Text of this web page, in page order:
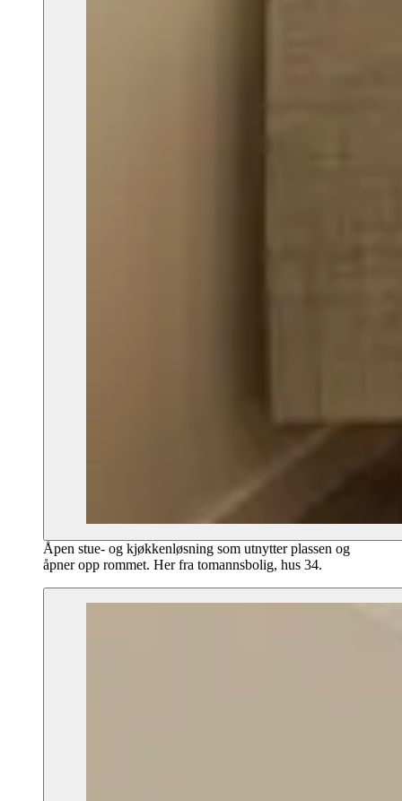
Åpen stue- og kjøkkenløsning som utnytter plassen og
åpner opp rommet. Her fra tomannsbolig, hus 34.